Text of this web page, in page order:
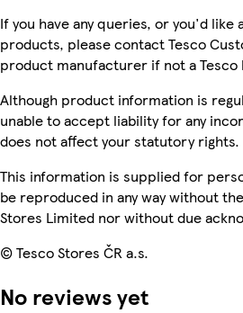
If you have any queries, or you'd like
products, please contact Tesco
product manufacturer if not a
Although product information is
unable to accept liability for any
does not affect your statutory rights.
This information is supplied for
be reproduced in any way without
Stores Limited nor without due
© Tesco Stores ČR a.s.
No reviews yet